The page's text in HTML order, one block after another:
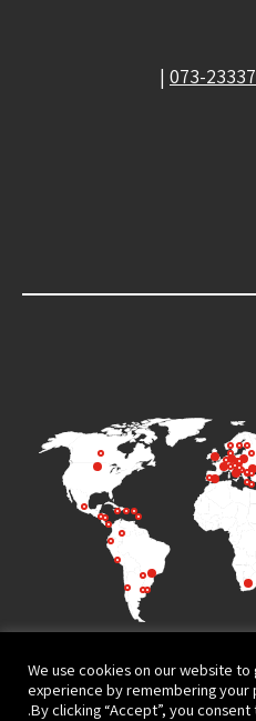
073-
|
We use cookies on our website
experience by remembering
By clicking “Accept”, you